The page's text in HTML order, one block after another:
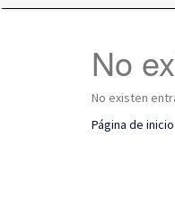
No
No existen
Página de inicio